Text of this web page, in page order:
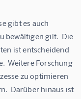
gibt es auch
bewältigen gilt.  Die
ist entscheidend
Weitere Forschung
zu optimieren
Darüber hinaus ist